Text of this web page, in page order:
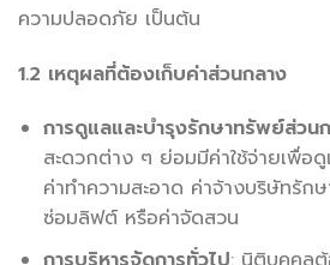
ความปลอดภัย เป็นต้น
1.2 เหตุผลที่ต้องเก็บค่าส่วนกลาง
การดูแลและบำรุงรักษาทรัพย์ส่วน
สะดวกต่าง ๆ ย่อมมีค่าใช้จ่ายเพื่อ
ค่าทำความสะอาด ค่าจ้างบริษัทรัก
ซ่อมลิฟต์ หรือค่าจัดสวน